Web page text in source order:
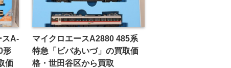
スA-
形
価
マイクロエースA2880 485系
特急「ビバあいづ」の買取価
格・世田谷区から買取